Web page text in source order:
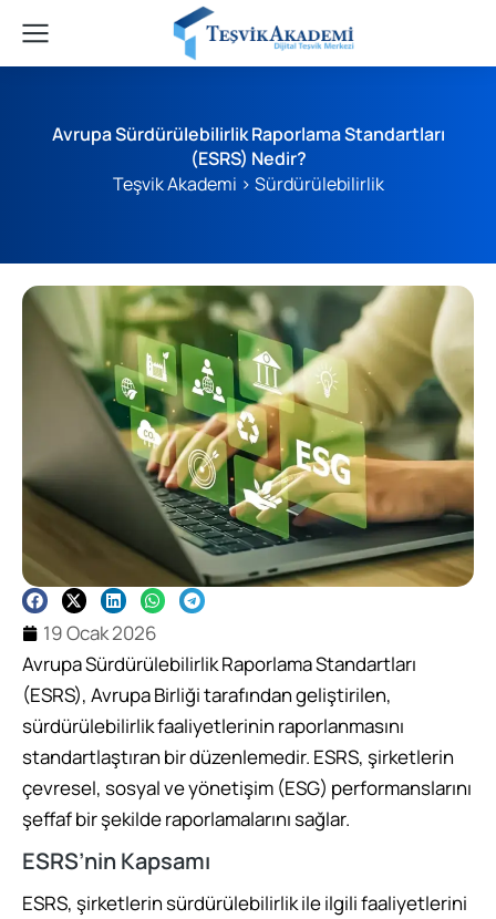
Avrupa Sürdürülebilirlik Raporlama Standartları
(ESRS) Nedir?
Teşvik Akademi > Sürdürülebilirlik
19 Ocak 2026
Avrupa Sürdürülebilirlik Raporlama Standartları
(ESRS), Avrupa Birliği tarafından geliştirilen,
sürdürülebilirlik faaliyetlerinin raporlanmasını
standartlaştıran bir düzenlemedir. ESRS, şirketlerin
çevresel, sosyal ve yönetişim (ESG) performanslarını
şeffaf bir şekilde raporlamalarını sağlar.
ESRS’nin Kapsamı
ESRS, şirketlerin sürdürülebilirlik ile ilgili faaliyetlerini